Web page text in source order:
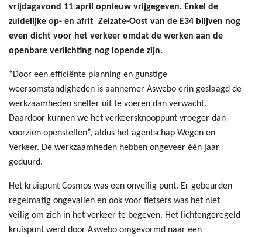
vrijdagavond 11 april opnieuw vrijgegeven. Enkel de
zuidelijke op- en afrit Zelzate-Oost van de E34 blijven nog
even dicht voor het verkeer omdat de werken aan de
openbare verlichting nog lopende zijn.
“Door een efficiënte planning en gunstige
weersomstandigheden is aannemer Aswebo erin geslaagd de
werkzaamheden sneller uit te voeren dan verwacht.
Daardoor kunnen we het verkeersknooppunt vroeger dan
voorzien openstellen”, aldus het agentschap Wegen en
Verkeer. De werkzaamheden hebben ongeveer één jaar
geduurd.
Het kruispunt Cosmos was een onveilig punt. Er gebeurden
regelmatig ongevallen en ook voor fietsers was het niet
veilig om zich in het verkeer te begeven. Het lichtengeregeld
kruispunt werd door Aswebo omgevormd naar een